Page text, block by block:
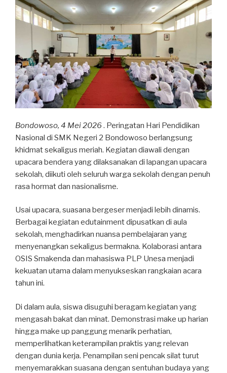
Bondowoso, 4 Mei 2026 . Peringatan Hari Pendidikan
Nasional di SMK Negeri 2 Bondowoso berlangsung
khidmat sekaligus meriah. Kegiatan diawali dengan
upacara bendera yang dilaksanakan di lapangan upacara
sekolah, diikuti oleh seluruh warga sekolah dengan penuh
rasa hormat dan nasionalisme.
Usai upacara, suasana bergeser menjadi lebih dinamis.
Berbagai kegiatan edutainment dipusatkan di aula
sekolah, menghadirkan nuansa pembelajaran yang
menyenangkan sekaligus bermakna. Kolaborasi antara
OSIS Smakenda dan mahasiswa PLP Unesa menjadi
kekuatan utama dalam menyukseskan rangkaian acara
tahun ini.
Di dalam aula, siswa disuguhi beragam kegiatan yang
mengasah bakat dan minat. Demonstrasi make up harian
hingga make up panggung menarik perhatian,
memperlihatkan keterampilan praktis yang relevan
dengan dunia kerja. Penampilan seni pencak silat turut
menyemarakkan suasana dengan sentuhan budaya yang